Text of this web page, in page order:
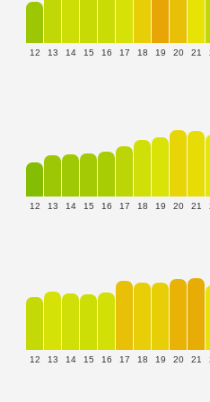
12 13 14 15 16 17 18 19 20 21
12 13 14 15 16 17 18 19 20 21
12 13 14 15 16 17 18 19 20 21